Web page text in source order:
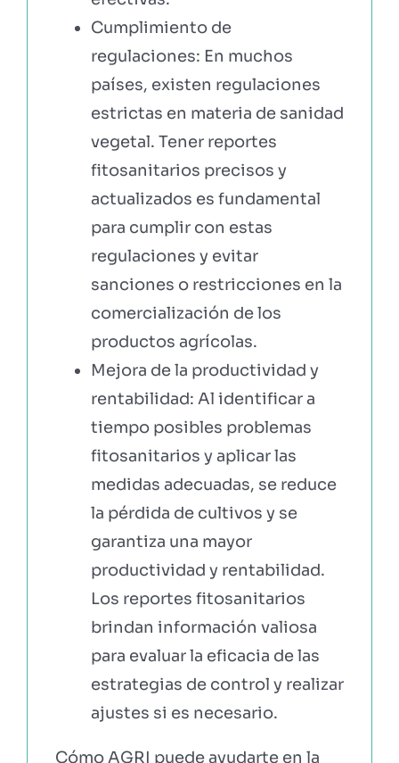
Cumplimiento de
regulaciones: En muchos
países, existen regulaciones
estrictas en materia de sanidad
vegetal. Tener reportes
fitosanitarios precisos y
actualizados es fundamental
para cumplir con estas
regulaciones y evitar
sanciones o restricciones en la
comercialización de los
productos agrícolas.
Mejora de la productividad y
rentabilidad: Al identificar a
tiempo posibles problemas
fitosanitarios y aplicar las
medidas adecuadas, se reduce
la pérdida de cultivos y se
garantiza una mayor
productividad y rentabilidad.
Los reportes fitosanitarios
brindan información valiosa
para evaluar la eficacia de las
estrategias de control y realizar
ajustes si es necesario.
Cómo AGRI puede ayudarte en la